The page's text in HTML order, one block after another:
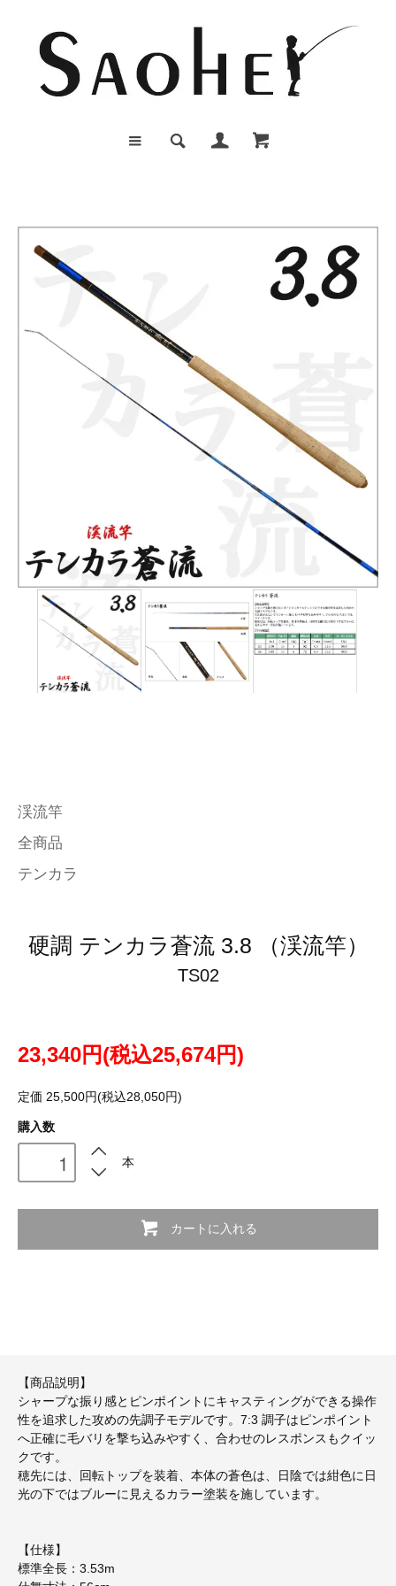
渓流竿
全商品
テンカラ
硬調 テンカラ蒼流 3.8 （渓流竿）
TS02
23,340円(税込25,674円)
定価 25,500円(税込28,050円)
購入数
本
カートに入れる
【商品説明】
シャープな振り感とピンポイントにキャスティングができる操作
性を追求した攻めの先調子モデルです。7:3 調子はピンポイント
へ正確に毛バリを撃ち込みやすく、合わせのレスポンスもクイッ
クです。
穂先には、回転トップを装着、本体の蒼色は、日陰では紺色に日
光の下ではブルーに見えるカラー塗装を施しています。
【仕様】
標準全長：3.53m